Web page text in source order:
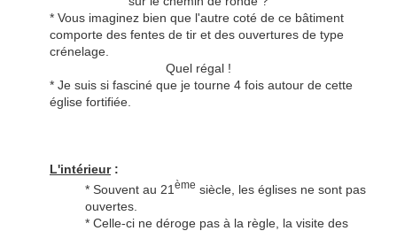
* Vous imaginez bien que l'autre coté de ce bâtiment
comporte des fentes de tir et des ouvertures de type
crénelage.
Quel régal !
* Je suis si fasciné que je tourne 4 fois autour de cette
église fortifiée.
L'intérieur:
* Souvent au 21 ème siècle, les églises ne sont pas
ouvertes.
* Celle-ci ne déroge pas à la règle, la visite des